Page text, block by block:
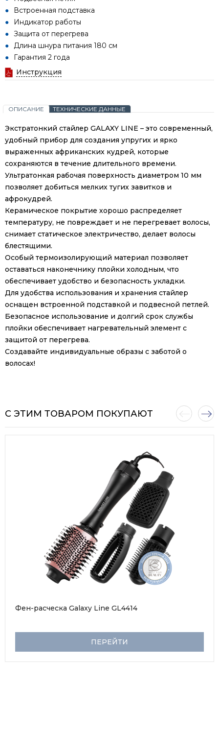
Встроенная подставка
Индикатор работы
Защита от перегрева
Длина шнура питания 180 см
Гарантия 2 года
Инструкция
ОПИСАНИЕ ТЕХНИЧЕСКИЕ ДАННЫЕ
Экстратонкий стайлер GALAXY LINE – это современный,
удобный прибор для создания упругих и ярко
выраженных африканских кудрей, которые
сохраняются в течение длительного времени.
Ультратонкая рабочая поверхность диаметром 10 мм
позволяет добиться мелких тугих завитков и
афрокудрей.
Керамическое покрытие хорошо распределяет
температуру, не повреждает и не перегревает волосы,
снимает статическое электричество, делает волосы
блестящими.
Особый термоизолирующий материал позволяет
оставаться наконечнику плойки холодным, что
обеспечивает удобство и безопасность укладки.
Для удобства использования и хранения стайлер
оснащен встроенной подставкой и подвесной петлей.
Безопасное использование и долгий срок службы
плойки обеспечивает нагревательный элемент с
защитой от перегрева.
Создавайте индивидуальные образы с заботой о
волосах!
С ЭТИМ ТОВАРОМ ПОКУПАЮТ
Фен-расческа Galaxy Line GL4414
ПЕРЕЙТИ